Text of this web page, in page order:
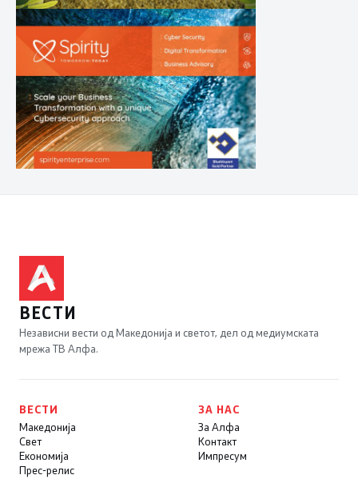
ВЕСТИ
Независни вести од Македонија и светот, дел од медиумската
мрежа ТВ Алфа.
ВЕСТИ
Македонија
Свет
Економија
Прес-релис
ЗА НАС
За Алфа
Контакт
Импресум